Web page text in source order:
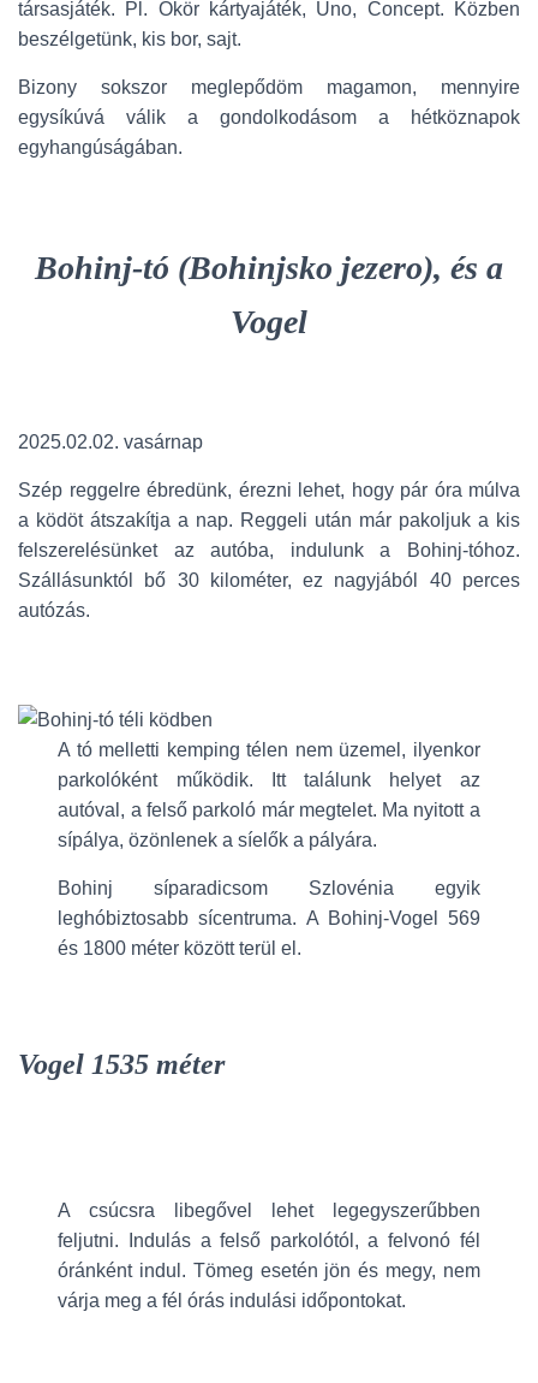
társasjáték. Pl. Ökör kártyajáték, Uno, Concept. Közben
beszélgetünk, kis bor, sajt.
Bizony sokszor meglepődöm magamon, mennyire
egysíkúvá válik a gondolkodásom a hétköznapok
egyhangúságában.
Bohinj-tó (Bohinjsko jezero), és a
Vogel
2025.02.02. vasárnap
Szép reggelre ébredünk, érezni lehet, hogy pár óra múlva
a ködöt átszakítja a nap. Reggeli után már pakoljuk a kis
felszerelésünket az autóba, indulunk a Bohinj-tóhoz.
Szállásunktól bő 30 kilométer, ez nagyjából 40 perces
autózás.
A tó melletti kemping télen nem üzemel, ilyenkor
parkolóként működik. Itt találunk helyet az
autóval, a felső parkoló már megtelet. Ma nyitott a
sípálya, özönlenek a síelők a pályára.
Bohinj síparadicsom Szlovénia egyik
leghóbiztosabb sícentruma. A Bohinj-Vogel 569
és 1800 méter között terül el.
Vogel 1535 méter
A csúcsra libegővel lehet legegyszerűbben
feljutni. Indulás a felső parkolótól, a felvonó fél
óránként indul. Tömeg esetén jön és megy, nem
várja meg a fél órás indulási időpontokat.